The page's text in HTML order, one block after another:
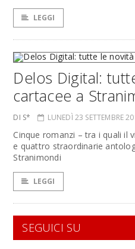
LEGGI
Delos Digital:
cartacee a
DI S* LUNEDÌ 23 SETTEMBRE
Cinque romanzi – tra i quali il
e quattro straordinarie
Stranimondi
LEGGI
SEGUICI SU